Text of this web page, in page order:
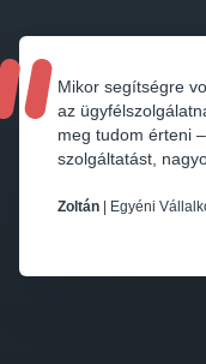
Mikor segítségre
az
meg tudom érteni
szolgáltatást,
Zoltán | Egyéni